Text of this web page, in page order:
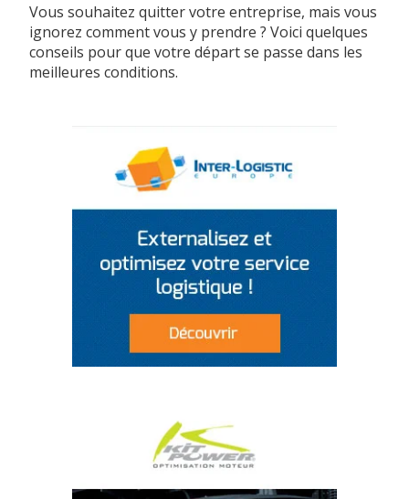
Vous souhaitez quitter votre entreprise, mais vous
ignorez comment vous y prendre ? Voici quelques
conseils pour que votre départ se passe dans les
meilleures conditions.